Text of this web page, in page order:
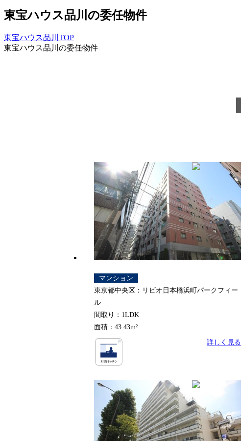
東宝ハウス品川の委任物件
東宝ハウス品川TOP
東宝ハウス品川の委任物件
マンション
東京都中央区：リビオ日本橋浜町パークフィー
ル
間取り：1LDK
面積：43.43m²
詳しく見る